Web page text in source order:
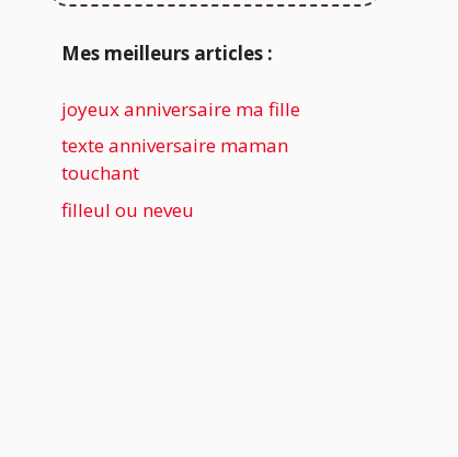
Mes meilleurs articles :
joyeux anniversaire ma fille
texte anniversaire maman
touchant
filleul ou neveu